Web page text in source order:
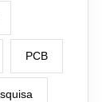
PCB